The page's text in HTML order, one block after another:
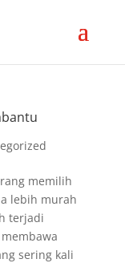
memilih
lebih murah
terjadi
sering kali